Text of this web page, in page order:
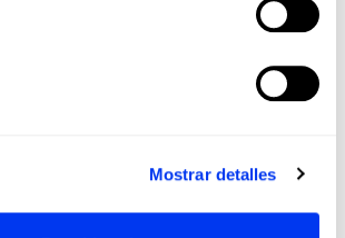
Mostrar detalles
PICKLEBALL